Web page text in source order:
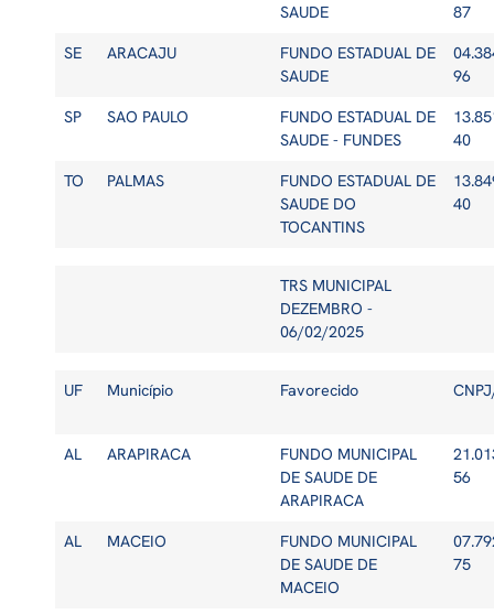
SAUDE
87
SE ARACAJU
FUNDO ESTADUAL DE
SAUDE
96
SP SAO PAULO
FUNDO ESTADUAL DE
SAUDE - FUNDES
40
TO PALMAS
FUNDO ESTADUAL DE
SAUDE DO
TOCANTINS
40
TRS MUNICIPAL
DEZEMBRO -
06/02/2025
UF Município Favorecido
AL ARAPIRACA
FUNDO MUNICIPAL
DE SAUDE DE
ARAPIRACA
56
AL MACEIO
FUNDO MUNICIPAL
DE SAUDE DE
MACEIO
75